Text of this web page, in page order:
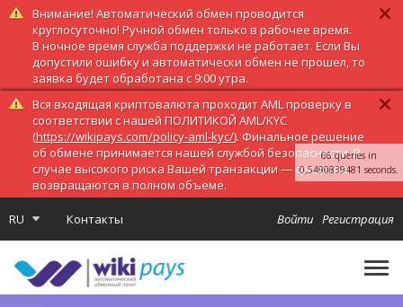
Внимание! Автоматический обмен проводится
круглосуточно! Ручной обмен только в рабочее время.
В ночное время служба поддержки не работает. Если Вы
допустили ошибку и автоматически обмен не прошел, то
заявка будет обработана с 9:00 утра.
Вся входящая криптовалюта проходит AML проверку в
соответствии с нашей ПОЛИТИКОЙ AML/KYC
(https://wikipays.com/policy-aml-kyc/). Финальное решение
об обмене принимается нашей службой безопасности. В
случае высокого риска Вашей транзакции — средства
возвращаются в полном объеме.
RU Контакты Регистрация
Войти
66 queries in
0,5490839481 seconds.